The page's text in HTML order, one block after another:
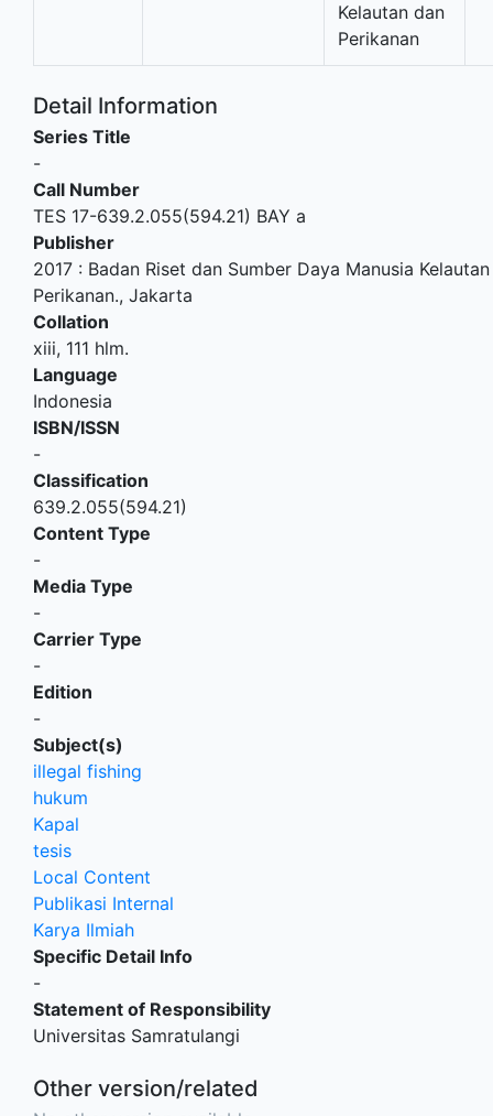
Kelautan dan
Perikanan
Detail Information
Series Title
-
Call Number
TES 17-639.2.055(594.21) BAY a
Publisher
2017 : Badan Riset dan Sumber Daya Manusia
Perikanan., Jakarta
Collation
xiii, 111 hlm.
Language
Indonesia
ISBN/ISSN
-
Classification
639.2.055(594.21)
Content Type
-
Media Type
-
Carrier Type
-
Edition
-
Subject(s)
illegal fishing
hukum
Kapal
tesis
Local Content
Publikasi Internal
Karya Ilmiah
Specific Detail Info
-
Statement of Responsibility
Universitas Samratulangi
Other version/related